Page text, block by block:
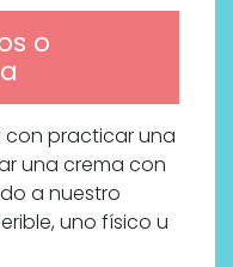
o
con practicar una
una crema con
a nuestro
uno físico u